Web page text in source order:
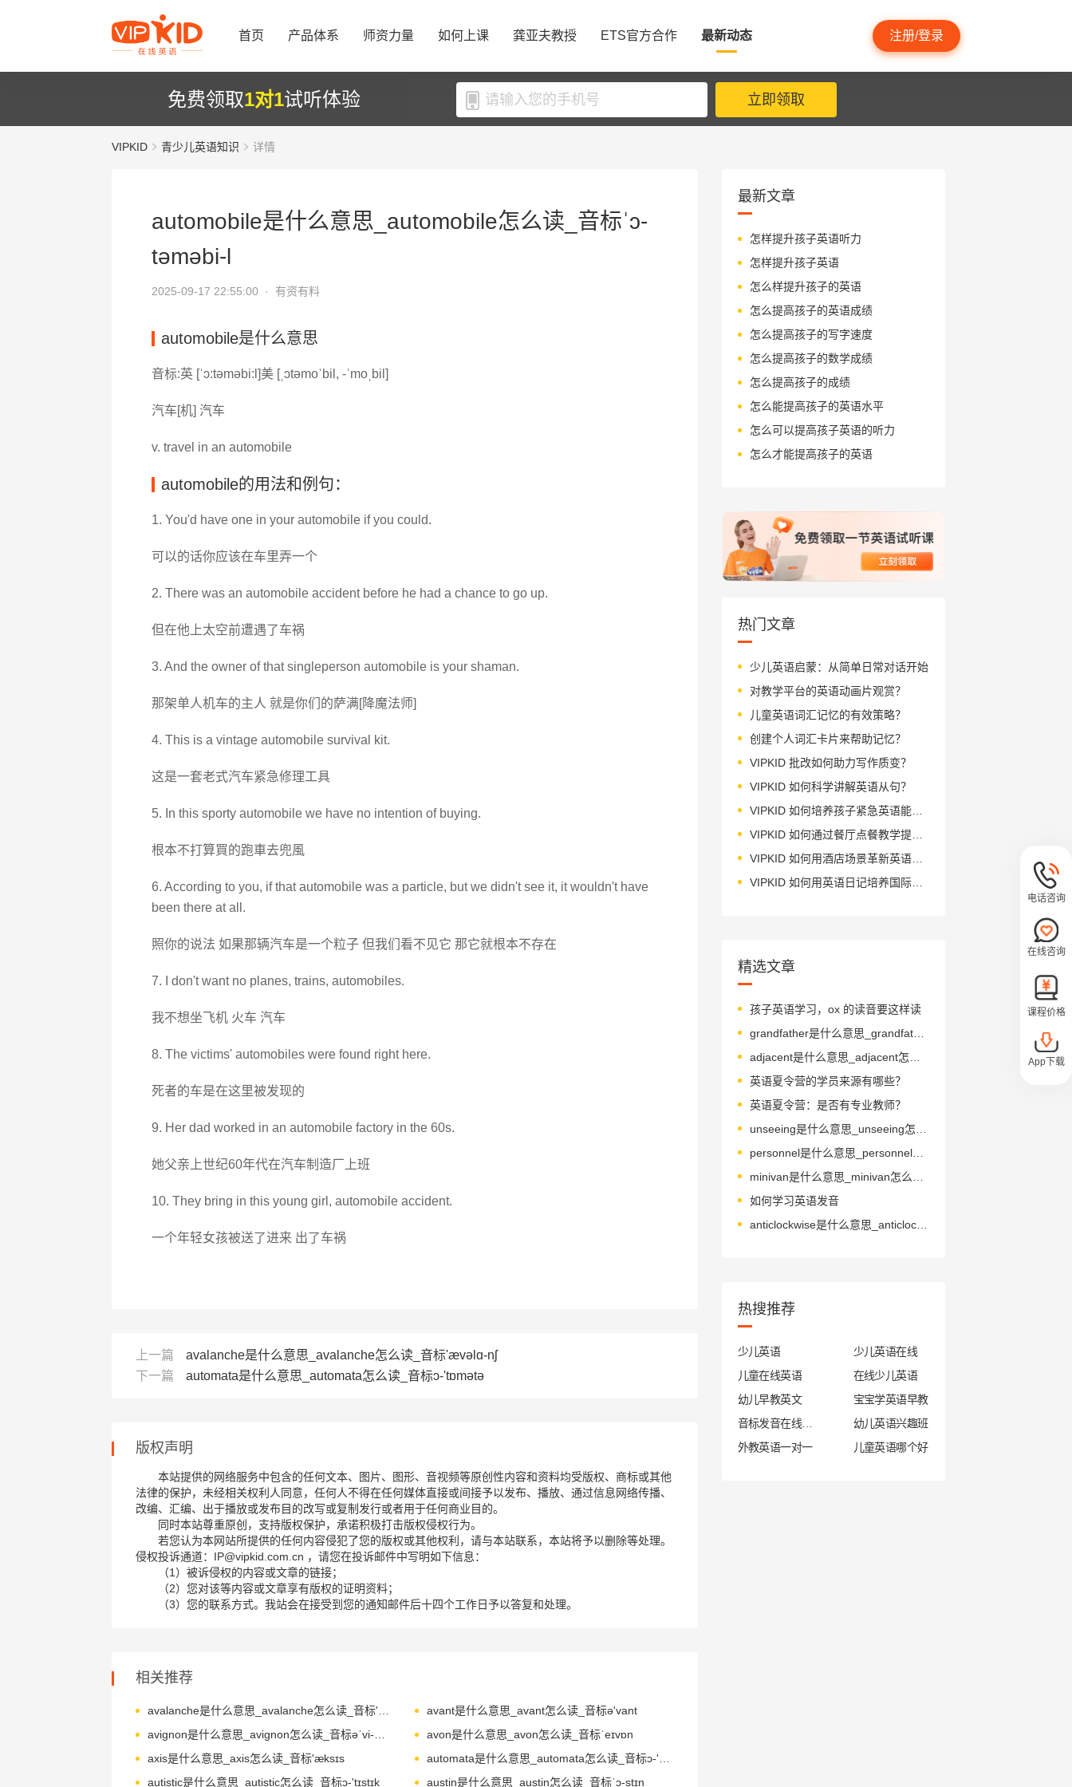
首页 产品体系 师资力量 如何上课 龚亚夫教授 ETS官方合作 最新动态 注册/登录
免费领取1对1试听体验 立即领取
VIPKID 青少儿英语知识 详情
automobile是什么意思_automobile怎么读_音标ˈɔ-
təməbi-l
2025-09-17 22:55:00 · 有资有料
automobile是什么意思
音标:英 [ˈɔ:təməbi:l]美 [ˌɔtəmoˈbil, -ˈmoˌbil]
汽车[机] 汽车
v. travel in an automobile
automobile的用法和例句：
1. You'd have one in your automobile if you could.
可以的话你应该在车里弄一个
2. There was an automobile accident before he had a chance to go up.
但在他上太空前遭遇了车祸
3. And the owner of that singleperson automobile is your shaman.
那架单人机车的主人 就是你们的萨满[降魔法师]
4. This is a vintage automobile survival kit.
这是一套老式汽车紧急修理工具
5. In this sporty automobile we have no intention of buying.
根本不打算買的跑車去兜風
6. According to you, if that automobile was a particle, but we didn't see it, it wouldn't have
been there at all.
照你的说法 如果那辆汽车是一个粒子 但我们看不见它 那它就根本不存在
7. I don't want no planes, trains, automobiles.
我不想坐飞机 火车 汽车
8. The victims' automobiles were found right here.
死者的车是在这里被发现的
9. Her dad worked in an automobile factory in the 60s.
她父亲上世纪60年代在汽车制造厂上班
10. They bring in this young girl, automobile accident.
一个年轻女孩被送了进来 出了车祸
上一篇
avalanche是什么意思_avalanche怎么读_音标'ævəlɑ-nʃ
下一篇
automata是什么意思_automata怎么读_音标ɔ-'tɒmətə
版权声明
本站提供的网络服务中包含的任何文本、图片、图形、音视频等原创性内容和资料均受版权、商标或其他
法律的保护，未经相关权利人同意，任何人不得在任何媒体直接或间接予以发布、播放、通过信息网络传播、
改编、汇编、出于播放或发布目的改写或复制发行或者用于任何商业目的。
同时本站尊重原创，支持版权保护，承诺积极打击版权侵权行为。
若您认为本网站所提供的任何内容侵犯了您的版权或其他权利，请与本站联系，本站将予以删除等处理。
侵权投诉通道：IP@vipkid.com.cn ，请您在投诉邮件中写明如下信息：
（1）被诉侵权的内容或文章的链接；
（2）您对该等内容或文章享有版权的证明资料；
（3）您的联系方式。我站会在接受到您的通知邮件后十四个工作日予以答复和处理。
相关推荐
avant是什么意思_avant怎么读_音标ə'vant
avon是什么意思_avon怎么读_音标ˈeɪvɒn
axis是什么意思_axis怎么读_音标'æksɪs
autistic是什么意思_autistic怎么读_音标ɔ-'tɪstɪk
austin是什么意思_austin怎么读_音标ˈɔ-stɪn
最新文章
怎样提升孩子英语听力
怎样提升孩子英语
怎么样提升孩子的英语
怎么提高孩子的英语成绩
怎么提高孩子的写字速度
怎么提高孩子的数学成绩
怎么提高孩子的成绩
怎么能提高孩子的英语水平
怎么可以提高孩子英语的听力
怎么才能提高孩子的英语
热门文章
少儿英语启蒙：从简单日常对话开始
对教学平台的英语动画片观赏？
儿童英语词汇记忆的有效策略？
创建个人词汇卡片来帮助记忆？
VIPKID 批改如何助力写作质变？
VIPKID 如何科学讲解英语从句？
VIPKID 如何培养孩子紧急英语能力？
VIPKID 如何通过餐厅点餐教学提升少儿英语应用能力？
VIPKID 如何用酒店场景革新英语教学？
VIPKID 如何用英语日记培养国际化人才？
精选文章
孩子英语学习，ox 的读音要这样读
grandfather是什么意思_grandfather翻译_读音_用法_翻译
英语夏令营的学员来源有哪些？
英语夏令营：是否有专业教师？
personnel是什么意思_personnel怎么读_音标ˌpɜ-səˈnel
如何学习英语发音
anticlockwise是什么意思_anticlockwise怎么读_音标ˌæntɪˈklɒkwaɪz
热搜推荐
少儿英语
少儿英语在线
儿童在线英语
在线少儿英语
幼儿早教英文
宝宝学英语早教
幼儿英语兴趣班
外教英语一对一
儿童英语哪个好
电话咨询
在线咨询
课程价格
App下载